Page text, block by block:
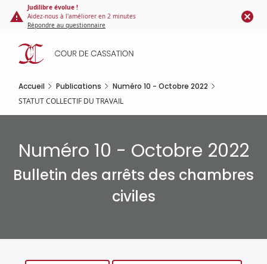
Panneau de gestion des cookies
contenu
principal
Judilibre évolue !
Aidez-nous à l'améliorer en 2 minutes
Répondre au questionnaire
Accueil Publications Numéro 10 - Octobre 2022
STATUT COLLECTIF DU TRAVAIL
Numéro 10 - Octobre 2022
Bulletin des arrêts des chambres
civiles